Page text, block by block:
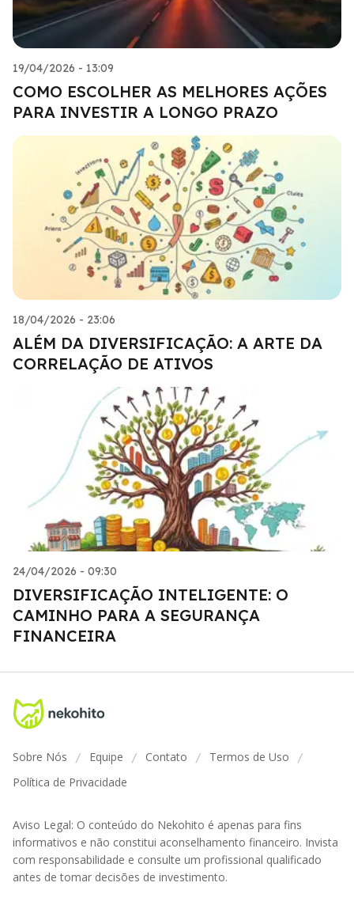
19/04/2026 - 13:09
COMO ESCOLHER AS MELHORES AÇÕES
PARA INVESTIR A LONGO PRAZO
18/04/2026 - 23:06
ALÉM DA DIVERSIFICAÇÃO: A ARTE DA
CORRELAÇÃO DE ATIVOS
24/04/2026 - 09:30
DIVERSIFICAÇÃO INTELIGENTE: O
CAMINHO PARA A SEGURANÇA
FINANCEIRA
Sobre Nós / Equipe / Contato / Termos de Uso /
Política de Privacidade
Aviso Legal: O conteúdo do Nekohito é apenas para fins
informativos e não constitui aconselhamento financeiro. Invista
com responsabilidade e consulte um profissional qualificado
antes de tomar decisões de investimento.